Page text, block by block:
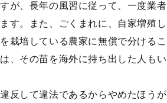
が、長年の風習に従って、一度業者
す。また、ごくまれに、自家増殖し
栽培している農家に無償で分けるこ
、その苗を海外に持ち出した人もい
反して違法であるからやめたほうが